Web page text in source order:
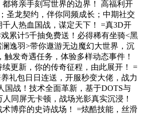
将亲手刻写世界的边界！ 高福利开
圣龙契约，伴你同频成长；中期社交
人热血国战，谋定天下！ =真3D开
累计5千抽免费送！必得稀有坐骑<黑
逸羽>带你遨游无边魔幻大世界，沉
触发奇遇任务，体验多样动态事件！
更新，你的传奇征程，由此展开！ =
礼包日日连送，开服秒变大佬，战力
国战！技术全面革新，基于DOTS与
同屏无卡顿，战场光影真实沉浸！
博弈的史诗战场！ =炫酷技能，丝滑